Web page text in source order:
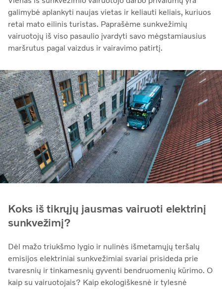
galimybė aplankyti naujas vietas ir keliauti keliais, kuriuos
retai mato eilinis turistas. Paprašėme sunkvežimių
vairuotojų iš viso pasaulio įvardyti savo mėgstamiausius
maršrutus pagal vaizdus ir vairavimo patirtį.
Koks iš tikrųjų jausmas vairuoti elektrinį
sunkvežimį?
Dėl mažo triukšmo lygio ir nulinės išmetamųjų teršalų
emisijos elektriniai sunkvežimiai svariai prisideda prie
tvaresnių ir tinkamesnių gyventi bendruomenių kūrimo. O
kaip su vairuotojais? Kaip ekologiškesnė ir tylesnė